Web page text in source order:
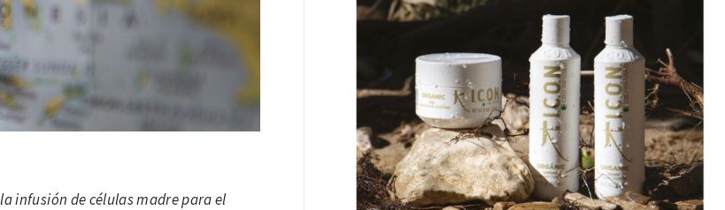
infusión de células madre para el